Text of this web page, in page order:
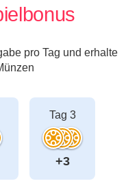
pro Tag und erhalte
Tag 3
+3